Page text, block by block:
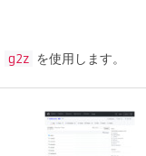
g2z を使用します。